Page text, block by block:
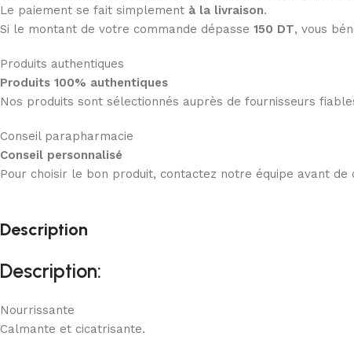
Le paiement se fait simplement à la livraison.
Si le montant de votre commande dépasse 150 DT, vous
Produits authentiques
Produits 100% authentiques
Nos produits sont sélectionnés auprès de fournisseurs
Conseil parapharmacie
Conseil personnalisé
Pour choisir le bon produit, contactez notre équipe avant de
Description
Description:
Nourrissante
Calmante et cicatrisante.